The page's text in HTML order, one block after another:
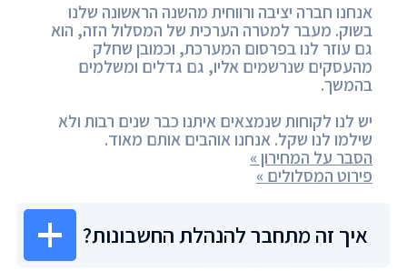
אנחנו חברה יציבה ורווחית מהשנה הראשונה שלנו
בשוק. מעבר למטרה הערכית של המסלול הזה, הוא
גם עוזר לנו בפרסום המערכת, וכמובן שחלק
מהעסקים שנרשמים אליו, גם גדלים ומשלמים
בהמשך.
יש לנו לקוחות שנמצאים איתנו כבר שנים רבות ולא
שילמו לנו שקל. אנחנו אוהבים אותם מאוד.
הסבר על המחירון »
פירוט המסלולים »
איך זה מתחבר להנהלת החשבונות?